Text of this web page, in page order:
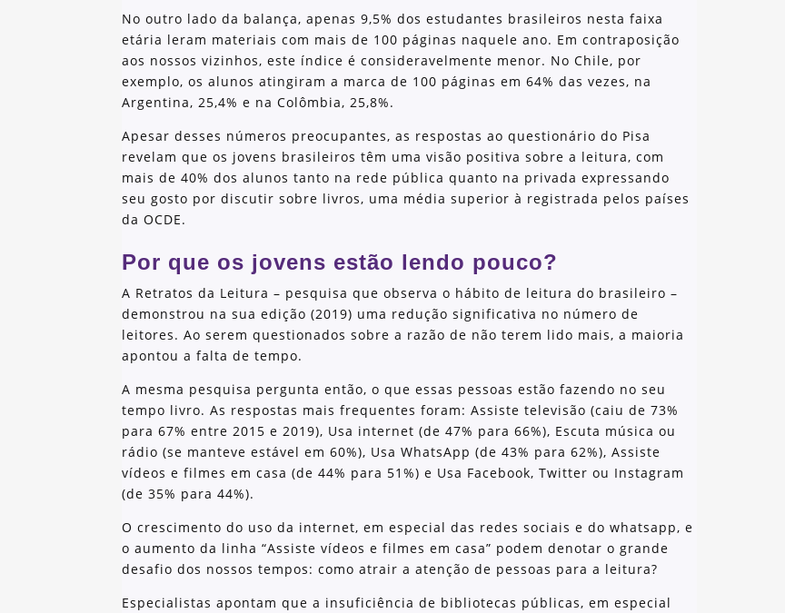
No outro lado da balança, apenas 9,5% dos estudantes brasileiros nesta faixa
etária leram materiais com mais de 100 páginas naquele ano. Em contraposição
aos nossos vizinhos, este índice é consideravelmente menor. No Chile, por
exemplo, os alunos atingiram a marca de 100 páginas em 64% das vezes, na
Argentina, 25,4% e na Colômbia, 25,8%.
Apesar desses números preocupantes, as respostas ao questionário do Pisa
revelam que os jovens brasileiros têm uma visão positiva sobre a leitura, com
mais de 40% dos alunos tanto na rede pública quanto na privada expressando
seu gosto por discutir sobre livros, uma média superior à registrada pelos países
da OCDE.
Por que os jovens estão lendo pouco?
A Retratos da Leitura – pesquisa que observa o hábito de leitura do brasileiro –
demonstrou na sua edição (2019) uma redução significativa no número de
leitores. Ao serem questionados sobre a razão de não terem lido mais, a maioria
apontou a falta de tempo.
A mesma pesquisa pergunta então, o que essas pessoas estão fazendo no seu
tempo livro. As respostas mais frequentes foram: Assiste televisão (caiu de 73%
para 67% entre 2015 e 2019), Usa internet (de 47% para 66%), Escuta música ou
rádio (se manteve estável em 60%), Usa WhatsApp (de 43% para 62%), Assiste
vídeos e filmes em casa (de 44% para 51%) e Usa Facebook, Twitter ou Instagram
(de 35% para 44%).
O crescimento do uso da internet, em especial das redes sociais e do whatsapp, e
o aumento da linha “Assiste vídeos e filmes em casa” podem denotar o grande
desafio dos nossos tempos: como atrair a atenção de pessoas para a leitura?
Especialistas apontam que a insuficiência de bibliotecas públicas, em especial